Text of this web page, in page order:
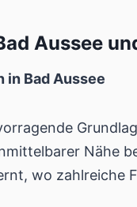
Aussee
Bad Aussee
Nähe
wo zahlreiche